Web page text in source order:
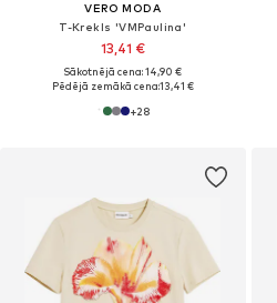
VERO MODA
T-Krekls 'VMPaulina'
13,41 €
Sākotnējā cena: 14,90 €
Pēdējā zemākā cena:13,41 €
+28